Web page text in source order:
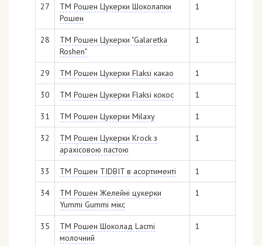
27
ТМ Рошен Цукерки Шоколапки
Рошен
1
28
ТМ Рошен Цукерки "Galaretka
Roshen"
1
29 ТМ Рошен Цукерки Flaksi какао 1
30 ТМ Рошен Цукерки Flaksi кокос 1
31 ТМ Рошен Цукерки Milaxy 1
32
ТМ Рошен Цукерки Krock з
арахісовою пастою
1
33 ТМ Рошен TIDBIT в асортименті 1
34
ТМ Рошен Желейні цукерки
Yummi Gummi мікс
1
35
ТМ Рошен Шоколад Lacmi
молочний
1